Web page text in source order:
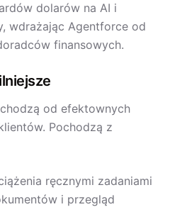
dolarów na AI i
wdrażając Agentforce od
finansowych.
od efektownych
Pochodzą z
ręcznymi zadaniami
i przegląd